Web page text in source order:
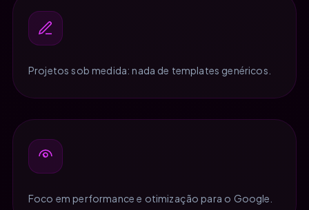
Projetos sob medida: nada de templates genéricos.
Foco em performance e otimização para o Google.